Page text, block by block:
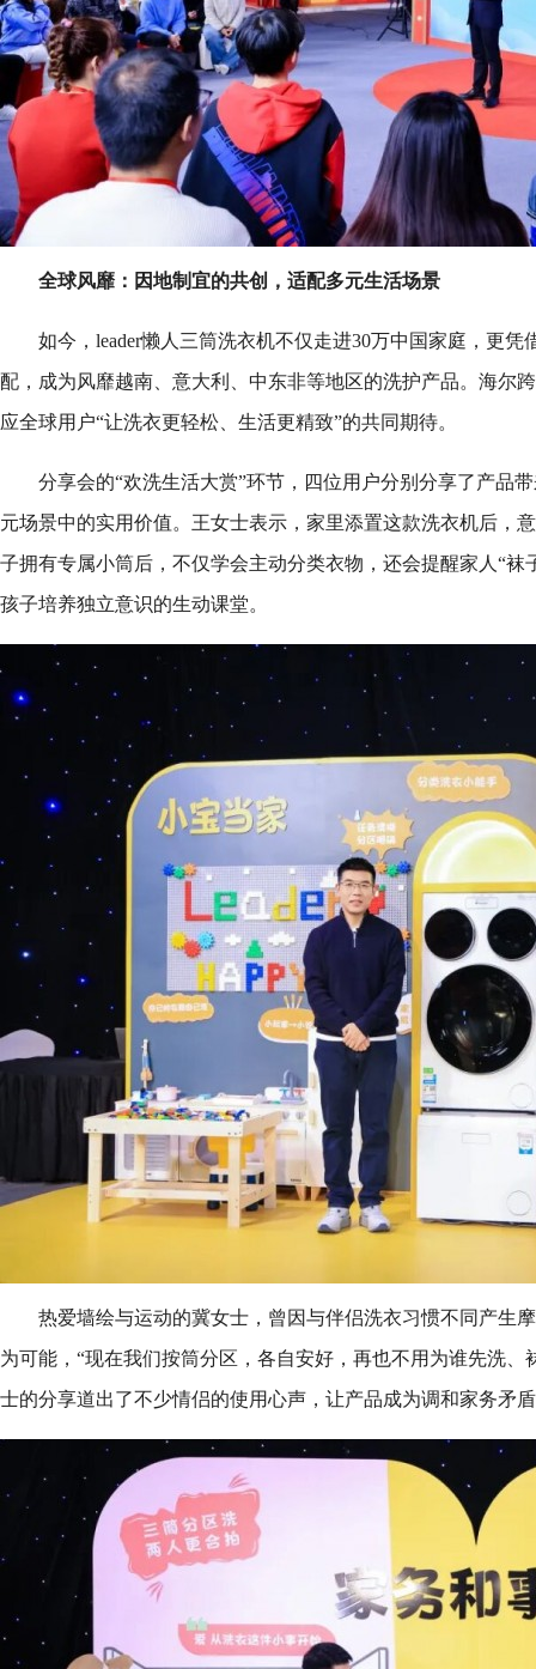
全球风靡：因地制宜的共创，适配多元生活场景
如今，leader懒人三筒洗衣机不仅走进30万中国家庭，更凭
配，成为风靡越南、意大利、中东非等地区的洗护产品。海尔
应全球用户“让洗衣更轻松、生活更精致”的共同期待。
分享会的“欢洗生活大赏”环节，四位用户分别分享了产品
元场景中的实用价值。王女士表示，家里添置这款洗衣机后
子拥有专属小筒后，不仅学会主动分类衣物，还会提醒家人“袜
孩子培养独立意识的生动课堂。
热爱墙绘与运动的冀女士，曾因与伴侣洗衣习惯不同产生
为可能，“现在我们按筒分区，各自安好，再也不用为谁先洗、
士的分享道出了不少情侣的使用心声，让产品成为调和家务矛